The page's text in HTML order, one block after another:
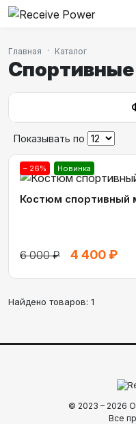
Главная Каталог
Показывать по
– 26% Новинка
Костюм спортивный
6 000 ₽ 4 400 ₽
Найдено товаров: 1
© 2023 – 2026
Все